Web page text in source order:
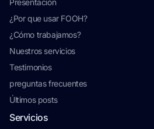
Presentación
¿Por que usar FOOH?
¿Cómo trabajamos?
Nuestros servicios
Testimonios
preguntas frecuentes
Últimos posts
Servicios